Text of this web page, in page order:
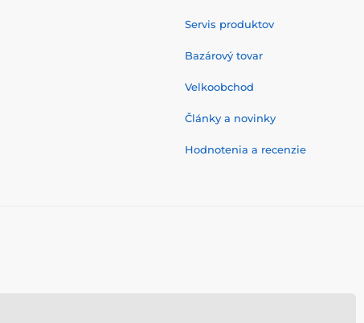
Servis produktov
Bazárový tovar
Velkoobchod
Články a novinky
Hodnotenia a recenzie